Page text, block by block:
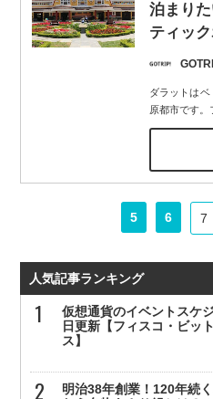
泊まり
ティック
ダラットは
原都市です。
5 6 7
人気記事ランキング
仮想通貨のイベントスケ
日更新【フィスコ・ビッ
ス】
明治38年創業！120年続